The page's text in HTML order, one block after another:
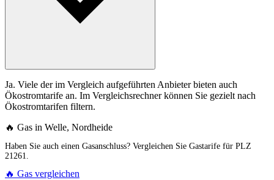
Ja. Viele der im Vergleich aufgeführten Anbieter bieten auch
Ökostromtarife an. Im Vergleichsrechner können Sie gezielt nach
Ökostromtarifen filtern.
🔥 Gas in Welle, Nordheide
Haben Sie auch einen Gasanschluss? Vergleichen Sie Gastarife für PLZ
21261.
🔥 Gas vergleichen